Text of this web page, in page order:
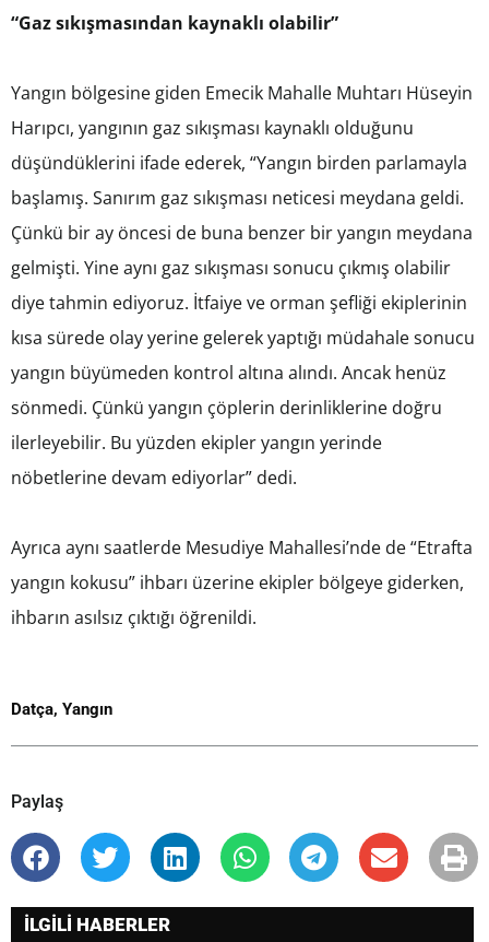
“Gaz sıkışmasından kaynaklı olabilir”
Yangın bölgesine giden Emecik Mahalle Muhtarı Hüseyin
Harıpcı, yangının gaz sıkışması kaynaklı olduğunu
düşündüklerini ifade ederek, “Yangın birden parlamayla
başlamış. Sanırım gaz sıkışması neticesi meydana geldi.
Çünkü bir ay öncesi de buna benzer bir yangın meydana
gelmişti. Yine aynı gaz sıkışması sonucu çıkmış olabilir
diye tahmin ediyoruz. İtfaiye ve orman şefliği ekiplerinin
kısa sürede olay yerine gelerek yaptığı müdahale sonucu
yangın büyümeden kontrol altına alındı. Ancak henüz
sönmedi. Çünkü yangın çöplerin derinliklerine doğru
ilerleyebilir. Bu yüzden ekipler yangın yerinde
nöbetlerine devam ediyorlar” dedi.
Ayrıca aynı saatlerde Mesudiye Mahallesi’nde de “Etrafta
yangın kokusu” ihbarı üzerine ekipler bölgeye giderken,
ihbarın asılsız çıktığı öğrenildi.
Datça, Yangın
Paylaş
İLGİLİ HABERLER